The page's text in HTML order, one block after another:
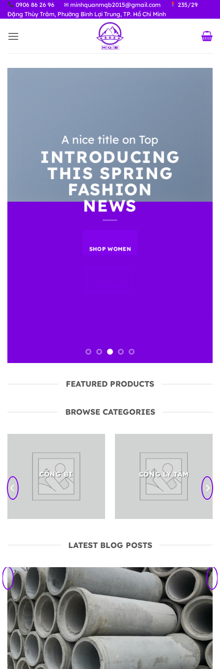
Bỏ
qua
dung
0906 86 26 96 ✉ minhquanmqb2015@gmail.com
235/29
Đặng Thùy Trâm, Phường Bình Lợi Trung, TP. Hồ Chí Minh
A nice title on Top
INTRODUCING
THIS SPRING
FASHION
NEWS
SHOP WOMEN
FEATURED PRODUCTS
BROWSE CATEGORIES
CỐNG BI CỐNG LY TÂM
LATEST BLOG POSTS